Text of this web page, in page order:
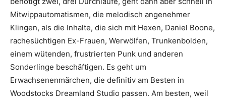
Mitwippautomatismen, die melodisch angenehmer
Klingen, als die Inhalte, die sich mit Hexen, Daniel Boone,
rachesüchtigen Ex-Frauen, Werwölfen, Trunkenbolden,
einem wütenden, frustrierten Punk und anderen
Sonderlinge beschäftigen. Es geht um
Erwachsenenmärchen, die definitiv am Besten in
Woodstocks Dreamland Studio passen. Am besten, weil